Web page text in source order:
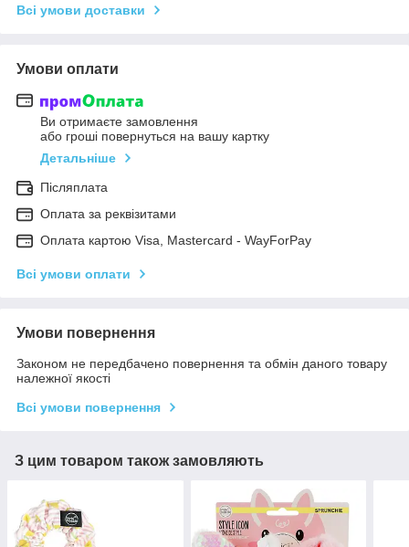
Всі умови доставки
Умови оплати
Ви отримаєте замовлення
або гроші повернуться на вашу картку
Детальніше
Післяплата
Оплата за реквізитами
Оплата картою Visa, Mastercard - WayForPay
Всі умови оплати
Умови повернення
Законом не передбачено повернення та обмін даного товару
належної якості
Всі умови повернення
З цим товаром також замовляють